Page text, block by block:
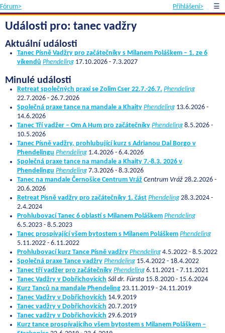
Fórum> Přihlášení> ☰
Události pro: tanec vadžry
Aktuální události
Tanec Písně Vadžry pro začátečníky s Milanem Poláškem – 1. ze 6
víkendů Phendeling 17.10.2026 - 7.3.2027
Minulé události
Retreat společných praxí se Zolim Cser 22.7.-26.7. Phendeling
22.7.2026 - 26.7.2026
Společná praxe tance na mandale a Khaity Phendeling 13.6.2026 -
14.6.2026
Tanec Tří vadžer – Om A Hum pro začátečníky Phendeling 8.5.2026 -
10.5.2026
Tanec Písně vadžry, prohlubující kurz s Adrianou Dal Borgo v
Phendelingu Phendeling 1.4.2026 - 6.4.2026
Společná praxe tance na mandale a Khaity 7.-8.3. 2026 v
Phendelingu Phendeling 7.3.2026 - 8.3.2026
Tanec na mandale Černošice Centrum Vráž Centrum Vráž 28.2.2026 -
20.6.2026
Retreat Písně vadžry pro začátečníky 1. část Phendeling 28.3.2024 -
2.4.2024
Prohlubovací Tanec 6 oblastí s Milanem Poláškem Phendeling
6.5.2023 - 8.5.2023
Tanec prospívající všem bytostem s Milanem Poláškem Phendeling
5.11.2022 - 6.11.2022
Prohlubovací kurz Tance Písně vadžry Phendeling 4.5.2022 - 8.5.2022
Společná praxe Tance vadžry Phendeling 15.4.2022 - 18.4.2022
Tanec tří vadžer pro začátečníky Phendeling 6.11.2021 - 7.11.2021
Tanec Vadžry v Dobřichovicích Sál dr. Fürsta 15.8.2020 - 15.6.2024
Kurz Tanců na mandale Phendeling 23.11.2019 - 24.11.2019
Tanec Vadžry v Dobřichovicích 14.9.2019
Tanec vadžry v Dobřichovicích 20.7.2019
Tanec vadžry v Dobřichovicích 29.6.2019
Kurz tance prospívajícího všem bytostem s Milanem Poláškem –